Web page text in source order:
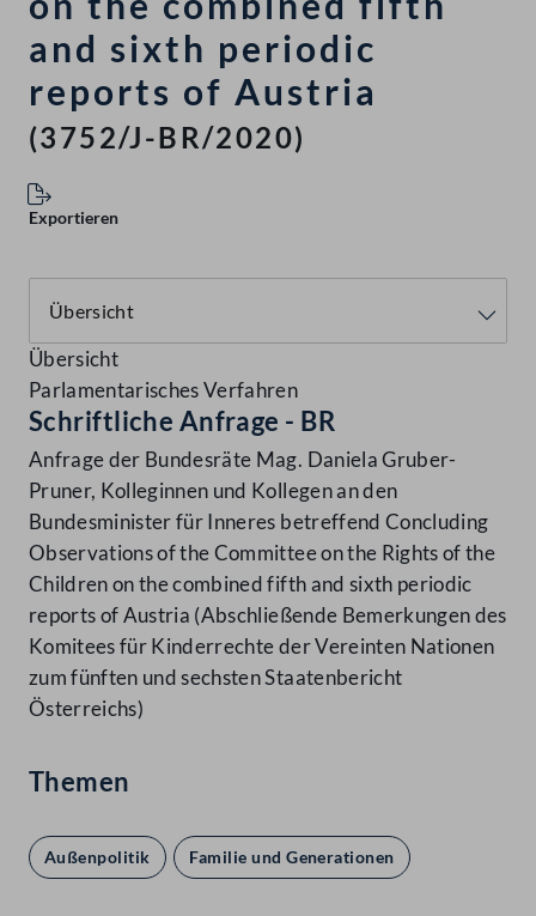
and sixth periodic
reports of Austria
(3752/J-BR/2020)
Exportieren
Übersicht
Parlamentarisches Verfahren
Schriftliche Anfrage - BR
Anfrage der Bundesräte Mag. Daniela Gruber-
Pruner, Kolleginnen und Kollegen an den
Bundesminister für Inneres betreffend Concluding
Observations of the Committee on the Rights of the
Children on the combined fifth and sixth periodic
reports of Austria (Abschließende Bemerkungen des
Komitees für Kinderrechte der Vereinten Nationen
zum fünften und sechsten Staatenbericht
Österreichs)
Themen
Außenpolitik Familie und Generationen